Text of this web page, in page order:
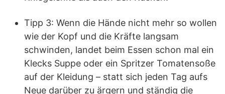
Tipp 3: Wenn die Hände nicht mehr so wollen
wie der Kopf und die Kräfte langsam
schwinden, landet beim Essen schon mal ein
Klecks Suppe oder ein Spritzer Tomatensoße
auf der Kleidung – statt sich jeden Tag aufs
Neue darüber zu ärgern und ständig die